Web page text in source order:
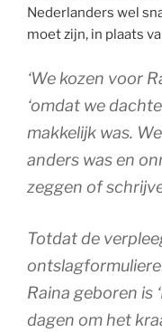
Nederlanders wel
moet zijn, in plaats
‘We kozen voor
‘omdat we
makkelijk was.
anders was en
zeggen of
Totdat de
Raina geboren is
dagen om het